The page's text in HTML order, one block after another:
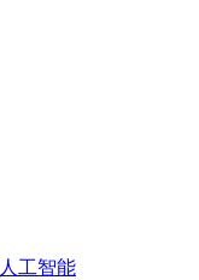
人工智能